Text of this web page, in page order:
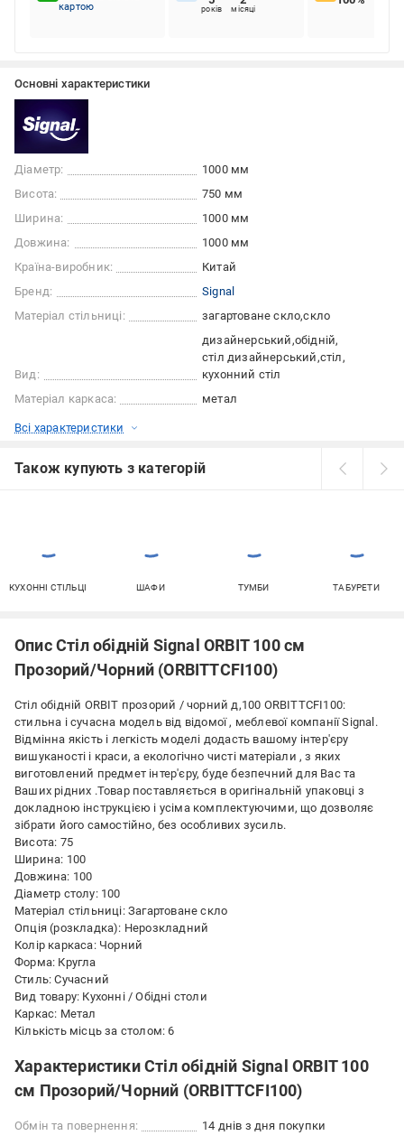
картою
років місяці
Основні характеристики
Діаметр:
1000 мм
Висота:
750 мм
Ширина:
1000 мм
Довжина:
1000 мм
Країна-виробник:
Китай
Бренд:
Signal
Матеріал стільниці:
загартоване скло скло
Вид:
дизайнерський обідній
стіл дизайнерський стіл
кухонний стіл
Матеріал каркаса:
метал
Всі характеристики
Також купують з категорій
КУХОННІ СТІЛЬЦІ ШАФИ ТУМБИ ТАБУРЕТИ
Опис Стіл обідній Signal ORBIT 100 см
Прозорий/Чорний (ORBITTCFI100)
Стіл обідній ORBIT прозорий / чорний д,100 ORBITTCFI100:
стильна і сучасна модель від відомої , меблевої компанії Signal.
Відмінна якість і легкість моделі додасть вашому інтер'єру
вишуканості і краси, а екологічно чисті матеріали , з яких
виготовлений предмет інтер'єру, буде безпечний для Вас та
Ваших рідних .Товар поставляється в оригінальній упаковці з
докладною інструкцією і усіма комплектуючими, що дозволяє
зібрати його самостійно, без особливих зусиль.
Висота: 75
Ширина: 100
Довжина: 100
Діаметр столу: 100
Матеріал стільниці: Загартоване скло
Опція (розкладка): Нерозкладний
Колір каркаса: Чорний
Форма: Кругла
Стиль: Сучасний
Вид товару: Кухонні / Обідні столи
Каркас: Метал
Кількість місць за столом: 6
Характеристики Стіл обідній Signal ORBIT 100
см Прозорий/Чорний (ORBITTCFI100)
Обмін та повернення: 14 днів з дня покупки